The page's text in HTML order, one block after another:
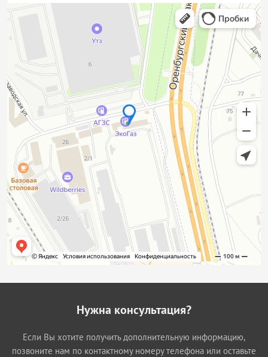
Нужна консультация?
Если Вы хотите получить дополнительную информацию,
позвоните нам по контактному номеру телефона или оставьте